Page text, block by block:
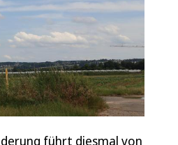
führt diesmal von